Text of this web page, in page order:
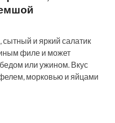
и яркий салатик
филе и может
или ужином. Вкус
морковью и яйцами